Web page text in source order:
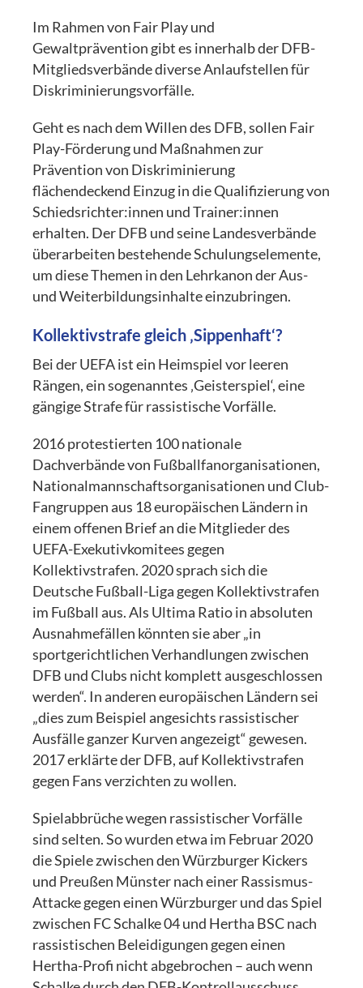
Im Rahmen von Fair Play und
Gewaltprävention gibt es innerhalb der DFB-
Mitgliedsverbände diverse Anlaufstellen für
Diskriminierungsvorfälle.
Geht es nach dem Willen des DFB, sollen Fair
Play-Förderung und Maßnahmen zur
Prävention von Diskriminierung
flächendeckend Einzug in die Qualifizierung von
Schiedsrichter:innen und Trainer:innen
erhalten. Der DFB und seine Landesverbände
überarbeiten bestehende Schulungselemente,
um diese Themen in den Lehrkanon der Aus-
und Weiterbildungsinhalte einzubringen.
Kollektivstrafe gleich ‚Sippenhaft‘?
Bei der UEFA ist ein Heimspiel vor leeren
Rängen, ein sogenanntes ‚Geisterspiel‘, eine
gängige Strafe für rassistische Vorfälle.
2016 protestierten 100 nationale
Dachverbände von Fußballfanorganisationen,
Nationalmannschaftsorganisationen und Club-
Fangruppen aus 18 europäischen Ländern in
einem offenen Brief an die Mitglieder des
UEFA-Exekutivkomitees gegen
Kollektivstrafen. 2020 sprach sich die
Deutsche Fußball-Liga gegen Kollektivstrafen
im Fußball aus. Als Ultima Ratio in absoluten
Ausnahmefällen könnten sie aber „in
sportgerichtlichen Verhandlungen zwischen
DFB und Clubs nicht komplett ausgeschlossen
werden“. In anderen europäischen Ländern sei
„dies zum Beispiel angesichts rassistischer
Ausfälle ganzer Kurven angezeigt“ gewesen.
2017 erklärte der DFB, auf Kollektivstrafen
gegen Fans verzichten zu wollen.
Spielabbrüche wegen rassistischer Vorfälle
sind selten. So wurden etwa im Februar 2020
die Spiele zwischen den Würzburger Kickers
und Preußen Münster nach einer Rassismus-
Attacke gegen einen Würzburger und das Spiel
zwischen FC Schalke 04 und Hertha BSC nach
rassistischen Beleidigungen gegen einen
Hertha-Profi nicht abgebrochen – auch wenn